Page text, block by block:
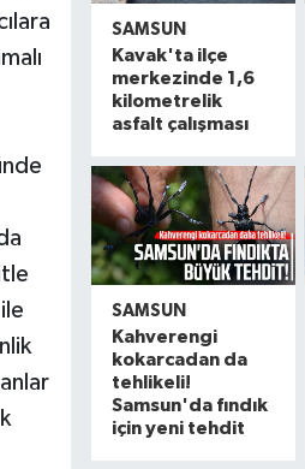
SAMSUN
Kavak'ta ilçe
merkezinde 1,6
kilometrelik
asfalt çalışması
SAMSUN
Kahverengi
kokarcadan da
tehlikeli!
Samsun'da fındık
için yeni tehdit
12:41 |